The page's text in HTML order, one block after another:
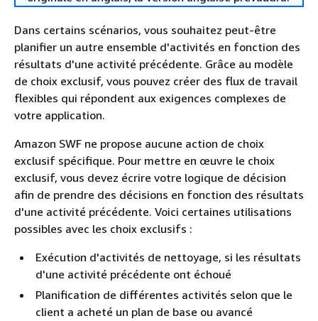
Dans certains scénarios, vous souhaitez peut-être
planifier un autre ensemble d'activités en fonction des
résultats d'une activité précédente. Grâce au modèle
de choix exclusif, vous pouvez créer des flux de travail
flexibles qui répondent aux exigences complexes de
votre application.
Amazon SWF ne propose aucune action de choix
exclusif spécifique. Pour mettre en œuvre le choix
exclusif, vous devez écrire votre logique de décision
afin de prendre des décisions en fonction des résultats
d'une activité précédente. Voici certaines utilisations
possibles avec les choix exclusifs :
Exécution d'activités de nettoyage, si les résultats
d'une activité précédente ont échoué
Planification de différentes activités selon que le
client a acheté un plan de base ou avancé